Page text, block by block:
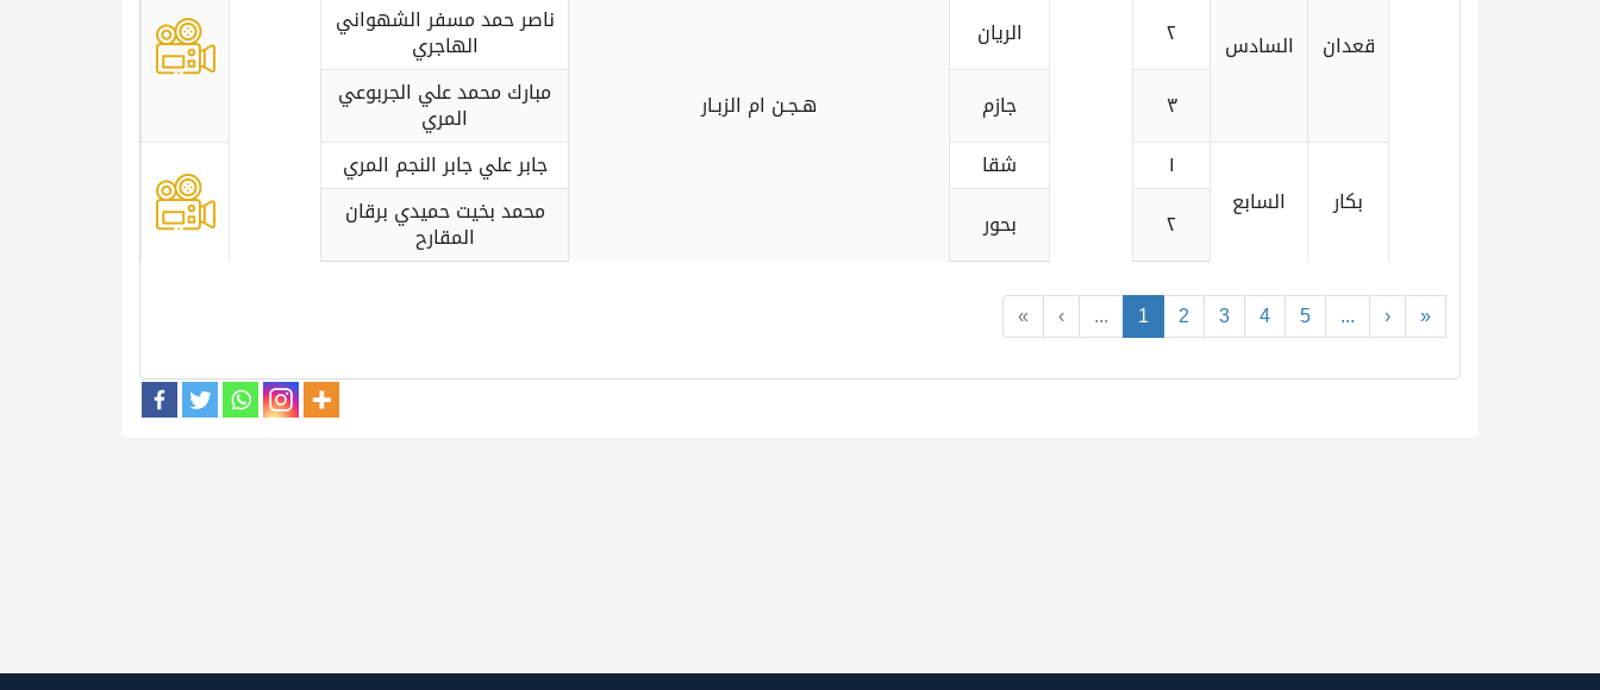
« ‹ ... 1 2 3 4 5 ... › »
قعدان السادس
هـجـن ام الزبـار
٢
الريان ناصر حمد مسفر الشهواني
الهاجري
٣
جازم مبارك محمد علي الجربوعي
المري
بكار السابع
١ شقا
جابر علي جابر النجم المري
٢
بحور محمد بخيت حميدي برقان
المقارح